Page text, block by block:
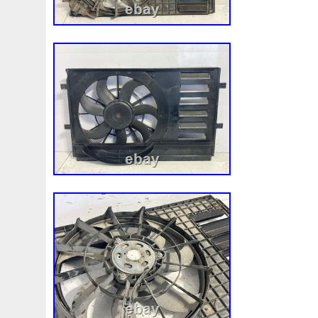
Voulez-vous que nous nous assurions
conviendra à votre véhicule? Nous
suffit de nous envoyer une photo de la
that this part fits your vehicle? We can
a picture of the technical data sheet
your part. Möchten Sie, dass wir
Teil Ihrem Fahrzeug entspricht? Wir
Sie müssen uns lediglich ein Foto des
Datenblatts und/oder der Referenz
Vuoi che ci assicuriamo che questa
veicolo? Tutto quello che devi fare è
scheda tecnica e/o il riferimento del tuo
zebysmy sie upewnili, ze ta czesc
Twojego pojazdu? Wszystko, co musisz
nam zdjecie karty technicznej i/lub
swojego produktu. Quer que tenhamos
peça corresponde ao seu veículo?